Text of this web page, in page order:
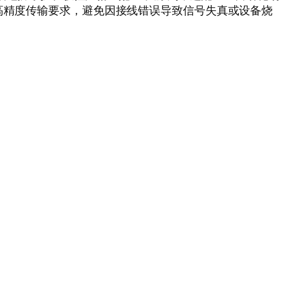
度传输要求，避免因接线错误导致信号失真或设备烧